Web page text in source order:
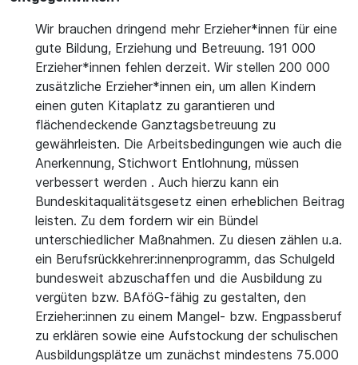
Wir brauchen dringend mehr Erzieher*innen für eine
gute Bildung, Erziehung und Betreuung. 191 000
Erzieher*innen fehlen derzeit. Wir stellen 200 000
zusätzliche Erzieher*innen ein, um allen Kindern
einen guten Kitaplatz zu garantieren und
flächendeckende Ganztagsbetreuung zu
gewährleisten. Die Arbeitsbedingungen wie auch die
Anerkennung, Stichwort Entlohnung, müssen
verbessert werden . Auch hierzu kann ein
Bundeskitaqualitätsgesetz einen erheblichen Beitrag
leisten. Zu dem fordern wir ein Bündel
unterschiedlicher Maßnahmen. Zu diesen zählen u.a.
ein Berufsrückkehrer:innenprogramm, das Schulgeld
bundesweit abzuschaffen und die Ausbildung zu
vergüten bzw. BAföG-fähig zu gestalten, den
Erzieher:innen zu einem Mangel- bzw. Engpassberuf
zu erklären sowie eine Aufstockung der schulischen
Ausbildungsplätze um zunächst mindestens 75.000